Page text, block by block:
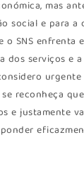
mas
social e para
o SNS enfrenta
dos serviços e
urgente
reconheça
e justamente